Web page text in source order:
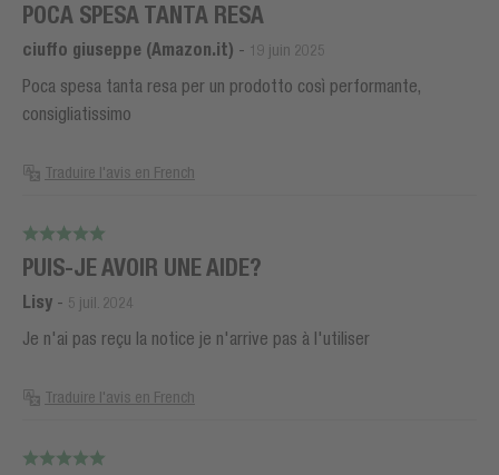
POCA SPESA TANTA RESA
ciuffo giuseppe (Amazon.it) - 19 juin 2025
Poca spesa tanta resa per un prodotto così performante,
consigliatissimo
Traduire l'avis en French
PUIS-JE AVOIR UNE AIDE?
Lisy - 5 juil. 2024
Je n'ai pas reçu la notice je n'arrive pas à l'utiliser
Traduire l'avis en French